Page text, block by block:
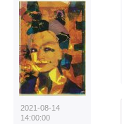
2021-08-14
14:00:00